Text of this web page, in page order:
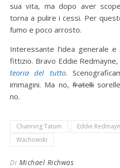
sua vita, ma dopo aver
torna a pulire i cessi. Per
fumo e poco arrosto.
Interessante l’idea generale
fittizio. Bravo Eddie
teoria del tutto.
immagini. Ma no,fratelli
no.
Channing Tatum Eddie
Wachowski
Di Michael Richwas